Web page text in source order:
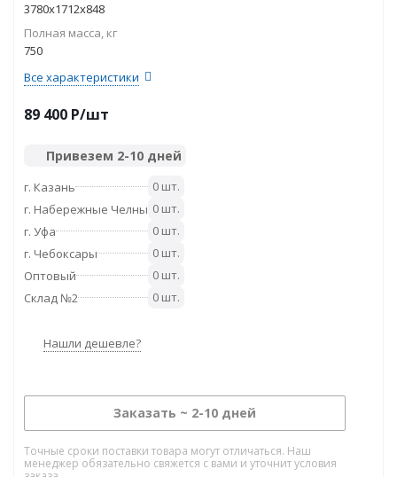
3780x1712x848
Полная масса, кг
750
Все характеристики
89 400 P/шт
Привезем 2-10 дней
г. Казань
0 шт.
г. Набережные Челны 0 шт.
г. Уфа
0 шт.
г. Чебоксары
0 шт.
Оптовый
0 шт.
Склад №2
0 шт.
Нашли дешевле?
Заказать ~ 2-10 дней
Точные сроки поставки товара могут отличаться. Наш
менеджер обязательно свяжется с вами и уточнит условия